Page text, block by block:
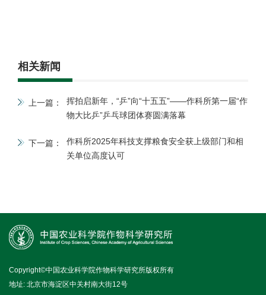
相关新闻
上一篇：
挥拍启新年，“乒”向“十五五”——作科所第一届“作
物大比乒”乒乓球团体赛圆满落幕
下一篇：
作科所2025年科技支撑粮食安全获上级部门和相
关单位高度认可
Copyright©中国农业科学院作物科学研究所版权所有
地址: 北京市海淀区中关村南大街12号